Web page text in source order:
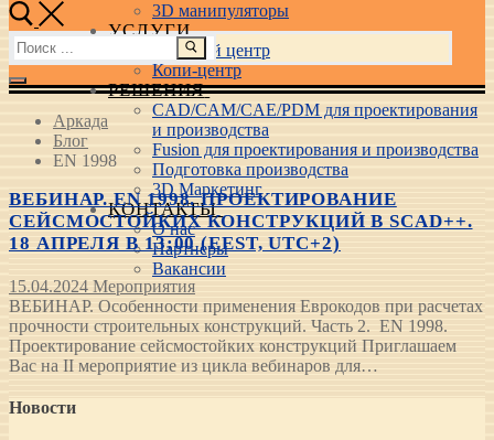
3D манипуляторы
УСЛУГИ
Учебный центр
Копи-центр
РЕШЕНИЯ
CAD/CAM/CAE/PDM для проектирования
и производства
Fusion для проектирования и производства
Подготовка производства
3D Маркетинг
КОНТАКТЫ
О нас
Партнеры
Вакансии
Найти:
Аркада
Блог
EN 1998
ВЕБИНАР. EN 1998. ПРОЕКТИРОВАНИЕ
СЕЙСМОСТОЙКИХ КОНСТРУКЦИЙ В SCAD++.
18 АПРЕЛЯ В 13:00 (EEST, UTC+2)
15.04.2024 Мероприятия
ВЕБИНАР. Особенности применения Еврокодов при расчетах
прочности строительных конструкций. Часть 2. EN 1998.
Проектирование сейсмостойких конструкций Приглашаем
Вас на ІІ мероприятие из цикла вебинаров для…
Новости